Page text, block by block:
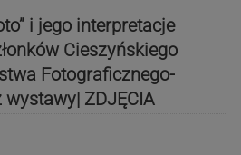
i jego interpretacje
Cieszyńskiego
Fotograficznego-
ZDJĘCIA